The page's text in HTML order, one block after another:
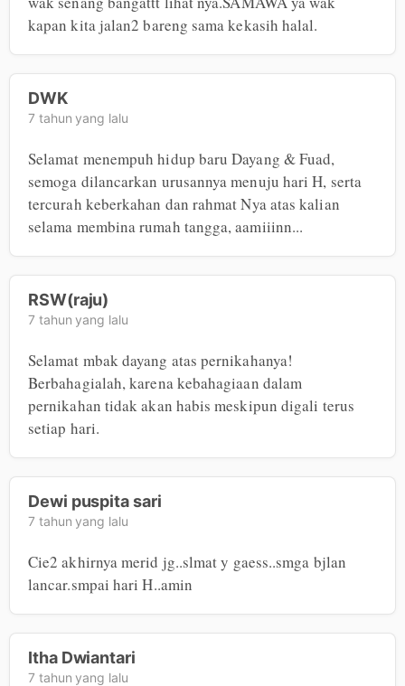
kapan kita jalan2 bareng sama kekasih halal.
DWK
7 tahun yang lalu
Selamat menempuh hidup baru Dayang & Fuad,
semoga dilancarkan urusannya menuju hari H, serta
tercurah keberkahan dan rahmat Nya atas kalian
selama membina rumah tangga, aamiiinn...
RSW(raju)
7 tahun yang lalu
Selamat mbak dayang atas pernikahanya!
Berbahagialah, karena kebahagiaan dalam
pernikahan tidak akan habis meskipun digali terus
setiap hari.
Dewi puspita sari
7 tahun yang lalu
Cie2 akhirnya merid jg..slmat y gaess..smga bjlan
lancar.smpai hari H..amin
Itha Dwiantari
7 tahun yang lalu